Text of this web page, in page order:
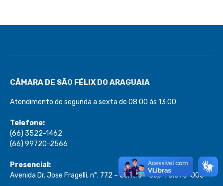
CÂMARA DE SÃO FÉLIX DO ARAGUAIA
Atendimento de segunda a sexta de 08:00 às 13:00
Telefone:
(66) 3522-1462
(66) 99720-2566
Presencial:
Avenida Dr. Jose Fragelli, n°. 772 – Centro – Cep: 78.670-000